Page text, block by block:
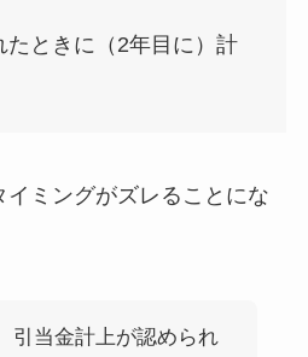
たときに （2年目に）計
ミングがズレる ことにな
引当金計上が認められ